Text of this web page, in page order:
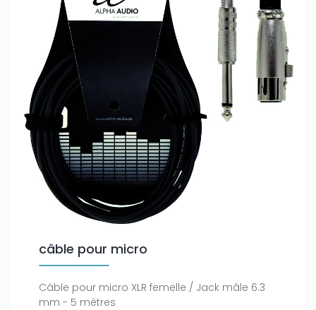
câble pour micro
Câble pour micro XLR femelle / Jack mâle 6.3
mm - 5 mètres
Only play atJoo casino
amount on your credits!